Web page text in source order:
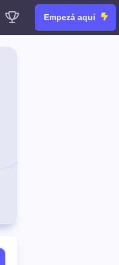
Empezá aquí